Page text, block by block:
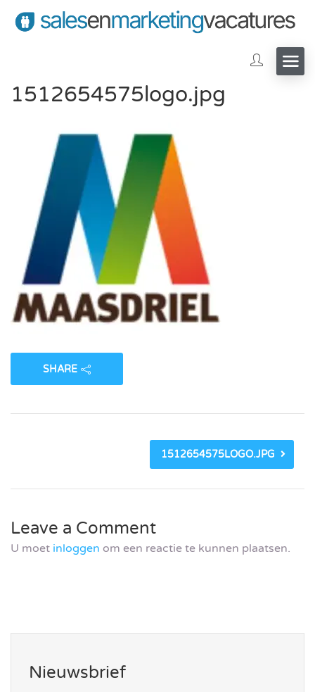
1512654575logo.jpg
SHARE
1512654575LOGO.JPG
Leave a Comment
U moet inloggen om een reactie te kunnen plaatsen.
Nieuwsbrief